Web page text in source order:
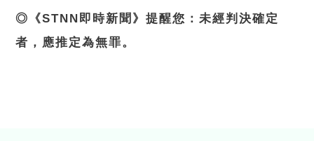
◎《STNN即時新聞》提醒您：未經判決確定
者，應推定為無罪。